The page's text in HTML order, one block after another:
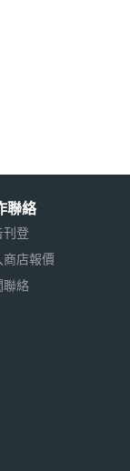
聯絡
刊登
商店報價
聯絡